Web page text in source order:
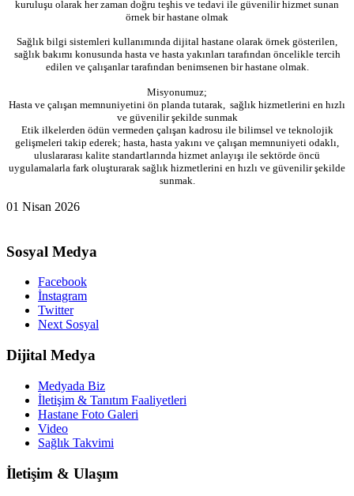
kuruluşu olarak her zaman doğru teşhis ve tedavi ile güvenilir hizmet sunan
örnek bir hastane olmak
Sağlık bilgi sistemleri kullanımında dijital hastane olarak örnek gösterilen,
sağlık bakımı konusunda hasta ve hasta yakınları tarafından öncelikle tercih
edilen ve çalışanlar tarafından benimsenen bir hastane olmak.
Misyonumuz;
Hasta ve çalışan memnuniyetini ön planda tutarak, sağlık hizmetlerini en hızlı
ve güvenilir şekilde sunmak
Etik ilkelerden ödün vermeden çalışan kadrosu ile bilimsel ve teknolojik
gelişmeleri takip ederek; hasta, hasta yakını ve çalışan memnuniyeti odaklı,
uluslararası kalite standartlarında hizmet anlayışı ile sektörde öncü
uygulamalarla fark oluşturarak sağlık hizmetlerini en hızlı ve güvenilir şekilde
sunmak.
01 Nisan 2026
Sosyal Medya
Facebook
İnstagram
Twitter
Next Sosyal
Dijital Medya
Medyada Biz
İletişim & Tanıtım Faaliyetleri
Hastane Foto Galeri
Video
Sağlık Takvimi
İletişim & Ulaşım